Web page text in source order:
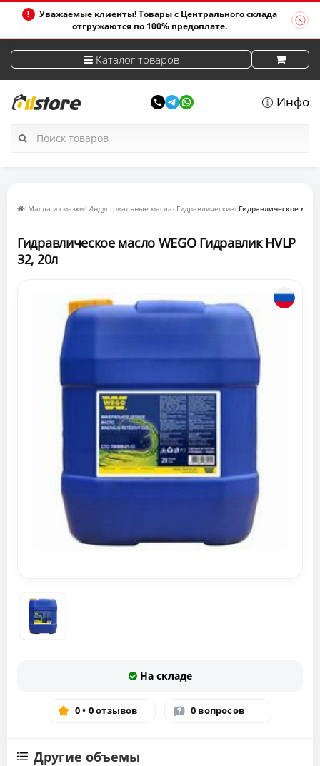
Уважаемые клиенты! Товары с Центрального склада
отгружаются по 100% предоплате.
Каталог товаров
Инфо
Масла и смазки Индустриальные масла Гидравлические Гидравлическое
Гидравлическое масло WEGO Гидравлик HVLP
32, 20л
На складе
0 • 0 отзывов 0 вопросов
Другие объемы